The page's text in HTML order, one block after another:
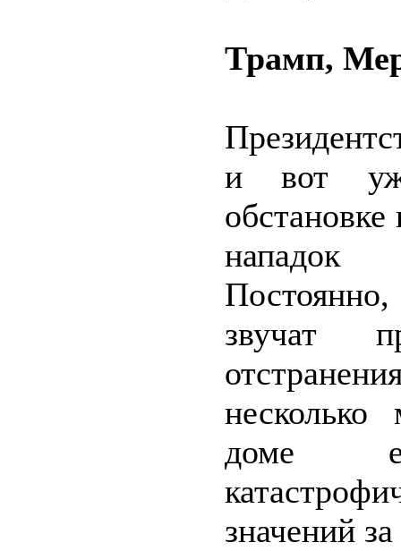
Трамп,
и вот
нападок
звучат
доме
значений